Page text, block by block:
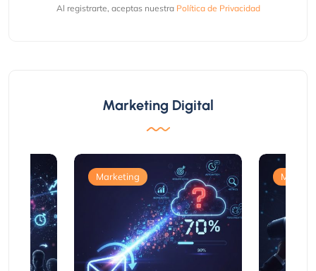
Al registrarte, aceptas nuestra Política de Privacidad
Marketing Digital
Marketing